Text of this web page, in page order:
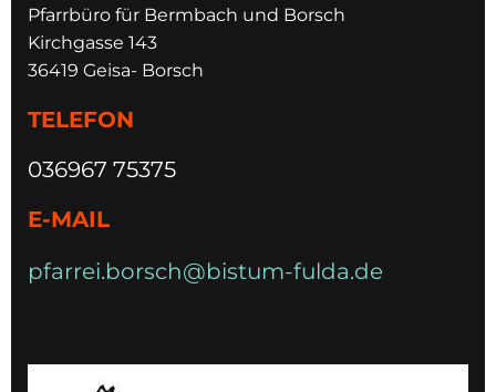
Pfarrbüro für Bermbach und Borsch
Kirchgasse 143
36419 Geisa- Borsch
TELEFON
036967 75375
E-MAIL
pfarrei.borsch@bistum-fulda.de